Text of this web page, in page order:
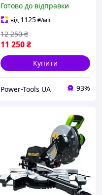
PGS256,Професійні
торцювальні пили 2000
Вт 255 мм диск
Готово до відправки
від 1125₴/міс
11 250₴
12 250 ₴
Купити
Power-Tools UA 93%